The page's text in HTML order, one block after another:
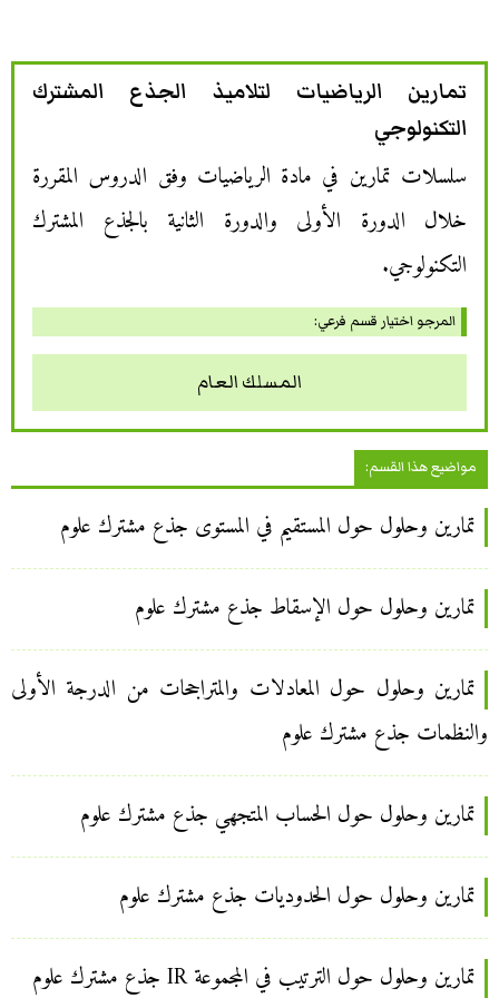
تمارين الرياضيات لتلاميذ الجذع المشترك
التكنولوجي
سلسلات تمارين في مادة الرياضيات وفق الدروس المقررة
خلال الدورة الأولى والدورة الثانية بالجذع المشترك
التكنولوجي.
المرجو اختيار قسم فرعي:
المسلك العام
مواضيع هذا القسم:
تمارين وحلول حول المستقيم في المستوى جذع مشترك علوم
تمارين وحلول حول الإسقاط جذع مشترك علوم
تمارين وحلول حول المعادلات والمتراجحات من الدرجة الأولى
والنظمات جذع مشترك علوم
تمارين وحلول حول الحساب المتجهي جذع مشترك علوم
تمارين وحلول حول الحدوديات جذع مشترك علوم
تمارين وحلول حول الترتيب في المجموعة IR جذع مشترك علوم